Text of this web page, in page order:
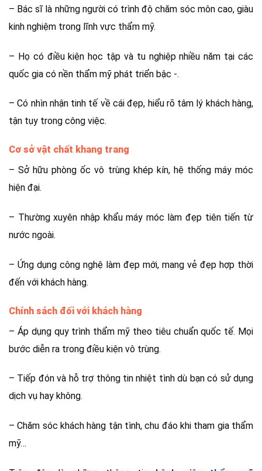
– Bác sĩ là những người có trình độ chăm sóc môn cao, giàu
kinh nghiệm trong lĩnh vực thẩm mỹ.
– Họ có điều kiện học tập và tu nghiệp nhiều năm tại các
quốc gia có nền thẩm mỹ phát triển bậc -.
– Có nhìn nhận tinh tế về cái đẹp, hiểu rõ tâm lý khách hàng,
tận tụy trong công việc.
Cơ sở vật chất khang trang
– Sở hữu phòng ốc vô trùng khép kín, hệ thống máy móc
hiện đại.
– Thường xuyên nhập khẩu máy móc làm đẹp tiên tiến từ
nước ngoài.
– Ứng dụng công nghệ làm đẹp mới, mang vẻ đẹp hợp thời
đến với khách hàng.
Chính sách đối với khách hàng
– Áp dụng quy trình thẩm mỹ theo tiêu chuẩn quốc tế. Mọi
bước diễn ra trong điều kiện vô trùng.
– Tiếp đón và hỗ trợ thông tin nhiệt tình dù bạn có sử dụng
dịch vụ hay không.
– Chăm sóc khách hàng tận tình, chu đáo khi tham gia thẩm
mỹ…